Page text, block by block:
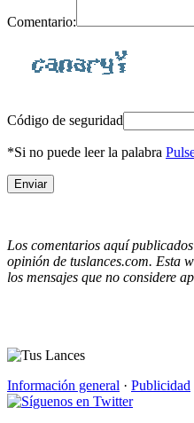
Comentario:
Código de seguridad
*Si no puede leer la palabra
Los comentarios aquí
opinión de tuslances.com. Esta
los mensajes que no considere
Información general · Publicidad